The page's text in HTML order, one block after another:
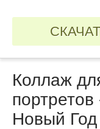
Коллаж
Новый Год